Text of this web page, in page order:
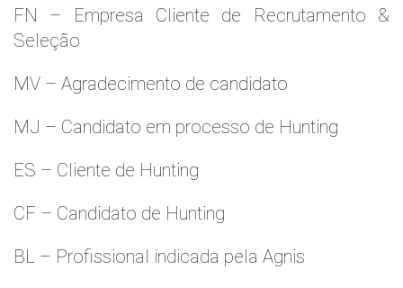
FN – Empresa Cliente de Recrutamento &
Seleção
MV – Agradecimento de candidato
MJ – Candidato em processo de Hunting
ES – Cliente de Hunting
CF – Candidato de Hunting
BL – Profissional indicada pela Agnis